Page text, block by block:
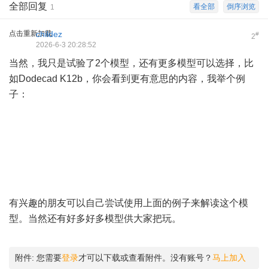
倒序浏览
看全部
全部回复 1
点击重新加载 2#
childez
2026-6-3 20:28:52
当然，我只是试验了2个模型，还有更多模型可以选择，比
如Dodecad K12b，你会看到更有意思的内容，我举个例
子：
有兴趣的朋友可以自己尝试使用上面的例子来解读这个模
型。当然还有好多好多模型供大家把玩。
附件: 您需要登录才可以下载或查看附件。没有账号？马上加入